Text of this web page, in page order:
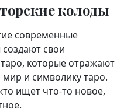
колоды
современные
свои
которые отражают
и символику таро.
ищет что-то новое,